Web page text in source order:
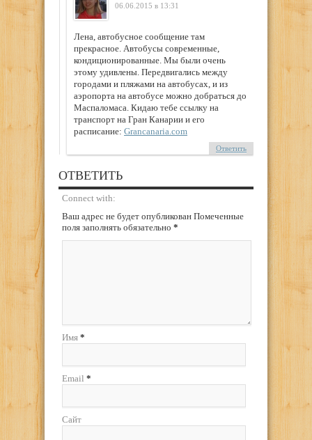
06.06.2015 в 13:31
Лена, автобусное сообщение там
прекрасное. Автобусы современные,
кондиционированные. Мы были очень
этому удивлены. Передвигались между
городами и пляжами на автобусах, и из
аэропорта на автобусе можно добраться до
Маспаломаса. Кидаю тебе ссылку на
транспорт на Гран Канарии и его
расписание: Grancanaria.com
Ответить
ОТВЕТИТЬ
Connect with:
Ваш адрес не будет опубликован Помеченные
поля заполнять обязательно *
Имя *
Email *
Сайт